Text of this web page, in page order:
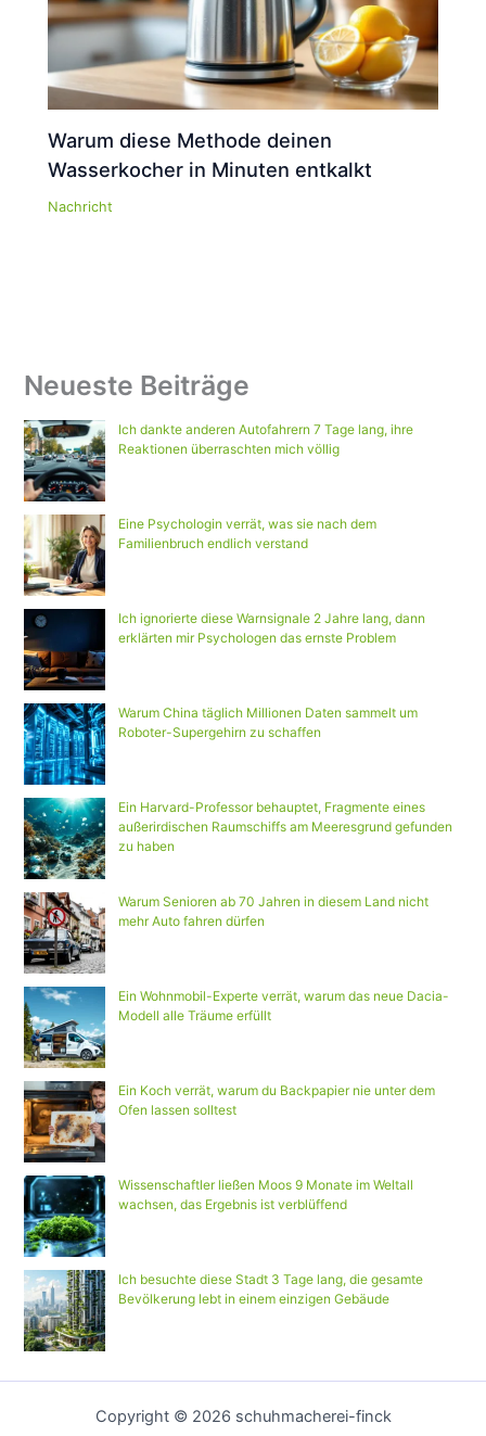
Warum diese Methode deinen
Wasserkocher in Minuten entkalkt
Nachricht
Neueste Beiträge
Ich dankte anderen Autofahrern 7 Tage lang, ihre
Reaktionen überraschten mich völlig
Eine Psychologin verrät, was sie nach dem
Familienbruch endlich verstand
Ich ignorierte diese Warnsignale 2 Jahre lang, dann
erklärten mir Psychologen das ernste Problem
Warum China täglich Millionen Daten sammelt um
Roboter-Supergehirn zu schaffen
Ein Harvard-Professor behauptet, Fragmente eines
außerirdischen Raumschiffs am Meeresgrund gefunden
zu haben
Warum Senioren ab 70 Jahren in diesem Land nicht
mehr Auto fahren dürfen
Ein Wohnmobil-Experte verrät, warum das neue Dacia-
Modell alle Träume erfüllt
Ein Koch verrät, warum du Backpapier nie unter dem
Ofen lassen solltest
Wissenschaftler ließen Moos 9 Monate im Weltall
wachsen, das Ergebnis ist verblüffend
Ich besuchte diese Stadt 3 Tage lang, die gesamte
Bevölkerung lebt in einem einzigen Gebäude
Copyright © 2026 schuhmacherei-finck